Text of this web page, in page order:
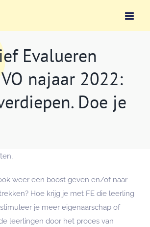
Evalueren
najaar 2022:
Doe je
weer een boost geven en/of naar
Hoe krijg je met FE die leerling
je meer eigenaarschap of
leerlingen door het proces van